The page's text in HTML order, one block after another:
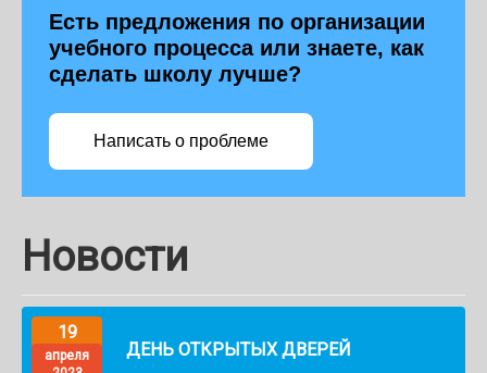
Есть предложения по организации
учебного процесса или знаете, как
сделать школу лучше?
Написать о проблеме
Новости
19
апреля
ДЕНЬ ОТКРЫТЫХ ДВЕРЕЙ